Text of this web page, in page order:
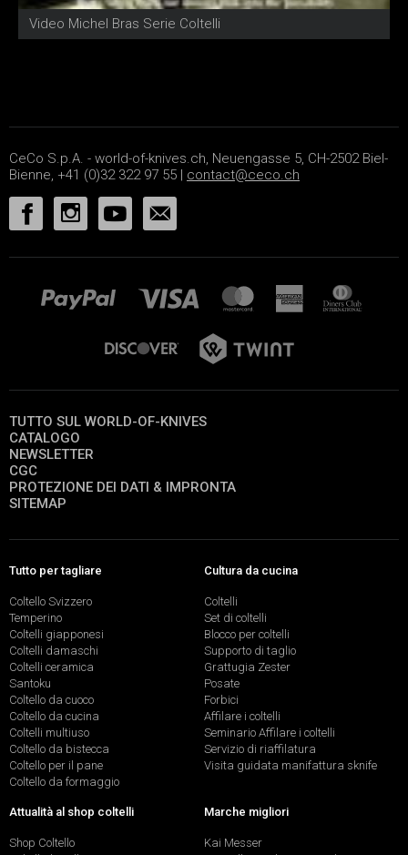
Video Michel Bras Serie Coltelli
CeCo S.p.A. - world-of-knives.ch, Neuengasse 5, CH-2502 Biel-
Bienne, +41 (0)32 322 97 55 | contact@ceco.ch
TUTTO SUL WORLD-OF-KNIVES
CATALOGO
NEWSLETTER
CGC
PROTEZIONE DEI DATI & IMPRONTA
SITEMAP
Tutto per tagliare
Coltello Svizzero
Temperino
Coltelli giapponesi
Coltelli damaschi
Coltelli ceramica
Santoku
Coltello da cuoco
Coltello da cucina
Coltelli multiuso
Coltello da bistecca
Coltello per il pane
Coltello da formaggio
Cultura da cucina
Coltelli
Set di coltelli
Blocco per coltelli
Supporto di taglio
Grattugia Zester
Posate
Forbici
Affilare i coltelli
Seminario Affilare i coltelli
Servizio di riaffilatura
Visita guidata manifattura sknife
Attualità al shop coltelli
Shop Coltello
Marche migliori
Kai Messer